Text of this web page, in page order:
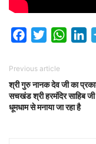
FacebookTwitter
Previous article
श्री गुरु नानक देव जी का
सचखंड श्री हरमंदिर साहिब
धूमधाम से मनाया जा रहा है